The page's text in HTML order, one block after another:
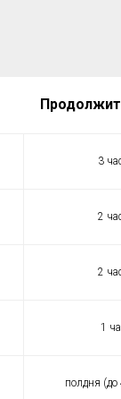
3
2
2
1
полдня (до